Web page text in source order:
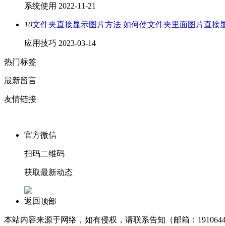
系统使用 2022-11-21
10文件夹直接显示图片方法 如何使文件夹里面图片直接
应用技巧 2023-03-14
热门标签
最新留言
友情链接
官方微信
扫码二维码
获取最新动态
返回顶部
本站内容来源于网络，如有侵权，请联系告知（邮箱：